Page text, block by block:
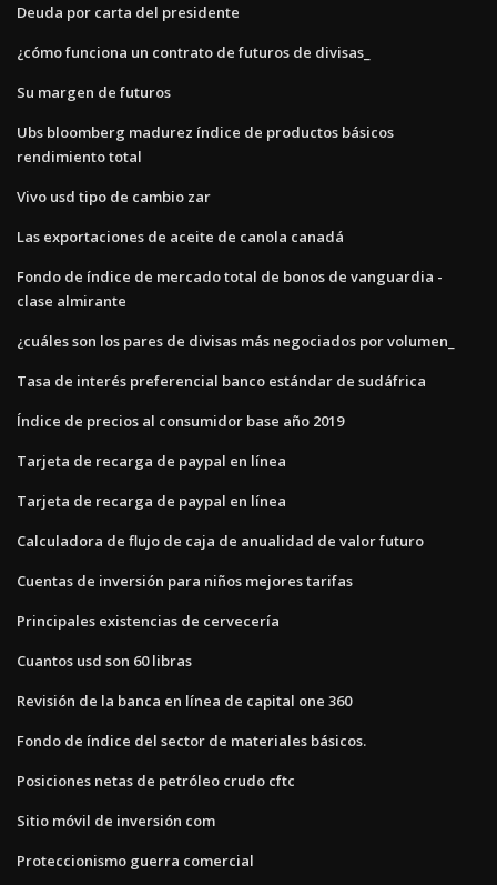
Deuda por carta del presidente
¿cómo funciona un contrato de futuros de divisas_
Su margen de futuros
Ubs bloomberg madurez índice de productos básicos
rendimiento total
Vivo usd tipo de cambio zar
Las exportaciones de aceite de canola canadá
Fondo de índice de mercado total de bonos de vanguardia -
clase almirante
¿cuáles son los pares de divisas más negociados por volumen_
Tasa de interés preferencial banco estándar de sudáfrica
Índice de precios al consumidor base año 2019
Tarjeta de recarga de paypal en línea
Tarjeta de recarga de paypal en línea
Calculadora de flujo de caja de anualidad de valor futuro
Cuentas de inversión para niños mejores tarifas
Principales existencias de cervecería
Cuantos usd son 60 libras
Revisión de la banca en línea de capital one 360
Fondo de índice del sector de materiales básicos.
Posiciones netas de petróleo crudo cftc
Sitio móvil de inversión com
Proteccionismo guerra comercial